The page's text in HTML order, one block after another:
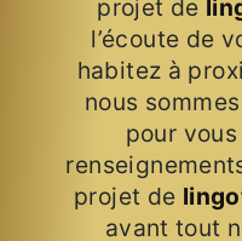
projet de
l’écoute de
habitez à
nous
pour
projet de
avant tout